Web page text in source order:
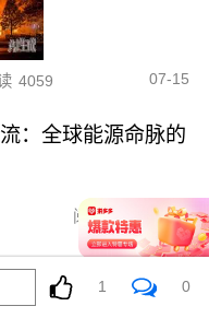
4059 07-15
：全球能源命脉的
阅读 4316
点：特朗普威胁摧
1 0